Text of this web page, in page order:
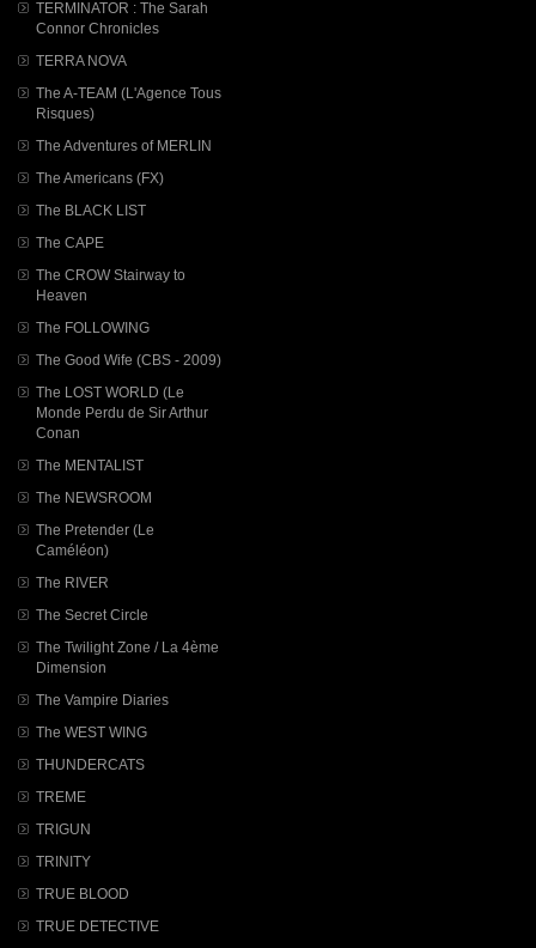
TERMINATOR : The Sarah
Connor Chronicles
TERRA NOVA
The A-TEAM (L'Agence Tous
Risques)
The Adventures of MERLIN
The Americans (FX)
The BLACK LIST
The CAPE
The CROW Stairway to
Heaven
The FOLLOWING
The Good Wife (CBS - 2009)
The LOST WORLD (Le
Monde Perdu de Sir Arthur
Conan
The MENTALIST
The NEWSROOM
The Pretender (Le
Caméléon)
The RIVER
The Secret Circle
The Twilight Zone / La 4ème
Dimension
The Vampire Diaries
The WEST WING
THUNDERCATS
TREME
TRIGUN
TRINITY
TRUE BLOOD
TRUE DETECTIVE